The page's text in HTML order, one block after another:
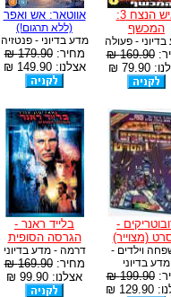
איש הנצח 3:
המכשף
- פעולה
169.90 ₪
₪
אווטאר: אש ואפר
(ללא תרגום!)
מדע בדיוני - פנטזיה
מחיר:179.90 ₪
אצלנו: 149.90 ₪
-
(מצוייר)
וילדים -
מדע בדיוני
199.90 ₪
₪
בלייד ראנר -
הגרסה הסופית
דרמה - מדע בדיוני
מחיר:169.90 ₪
אצלנו: 99.90 ₪